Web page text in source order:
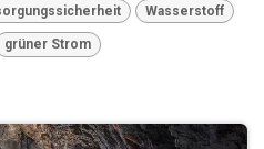
Wasserstoff
grüner Strom